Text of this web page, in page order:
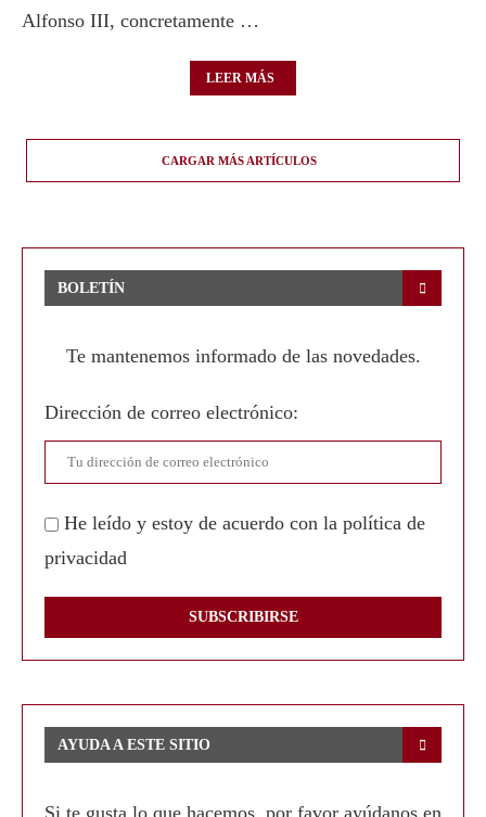
Alfonso III, concretamente …
LEER MÁS
CARGAR MÁS ARTÍCULOS
BOLETÍN
Te mantenemos informado de las novedades.
Dirección de correo electrónico:
He leído y estoy de acuerdo con la política de
privacidad
AYUDA A ESTE SITIO
Si te gusta lo que hacemos, por favor ayúdanos en